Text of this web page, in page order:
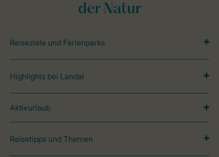
der Natur
Reiseziele und Ferienparks
Highlights bei Landal
Aktivurlaub
Reisetipps und Themen